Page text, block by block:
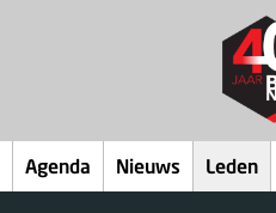
Agenda Nieuws Leden